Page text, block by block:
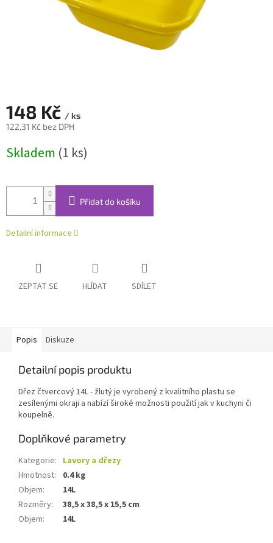
148 Kč / ks
122,31 Kč bez DPH
cena:
Skladem (1 ks)
Přidat do košíku
Detailní informace
ZEPTAT SE HLÍDAT SDÍLET
Popis Diskuze
Detailní popis produktu
Dřez čtvercový 14L - žlutý je vyrobený z kvalitního plastu se
zesílenými okraji a nabízí široké možnosti použití jak v kuchyni či
koupelně.
Doplňkové parametry
Kategorie: Lavory a dřezy
Hmotnost:
0.4 kg
Objem:
14L
Rozměry:
38,5 x 38,5 x 15,5 cm
Objem: 14L